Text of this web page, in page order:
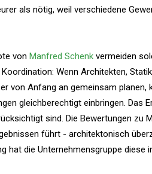
als nötig, weil verschiedene
von Manfred Schenk vermeiden
Wenn Architekten,
von Anfang an gemeinsam planen,
gleichberechtigt einbringen. Das
sind. Die Bewertungen zu
führt - architektonisch
die Unternehmensgruppe diese